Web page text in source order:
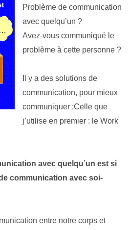
Problème de communication
avec quelqu’un ?
Avez-vous communiqué le
problème à cette personne ?
Il y a des solutions de
communication, pour mieux
communiquer :Celle que
j’utilise en premier : le Work
tion avec quelqu’un est si
communication avec soi-
entre notre corps et